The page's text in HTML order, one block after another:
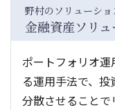
野村のソリューシ
金融資産ソリ
ポートフォリオ
る運用手法で、
分散させること